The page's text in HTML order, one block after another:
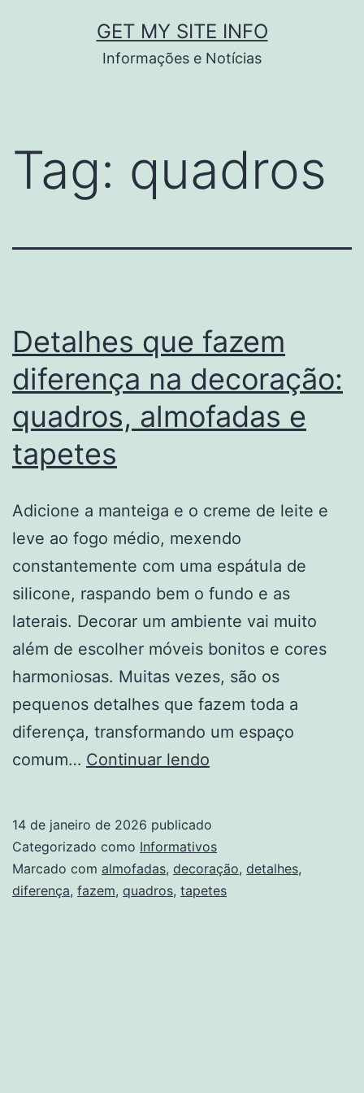
GET MY SITE INFO
Informações e Notícias
Tag: quadros
Detalhes que fazem
diferença na decoração:
quadros, almofadas e
tapetes
Adicione a manteiga e o creme de leite e
leve ao fogo médio, mexendo
constantemente com uma espátula de
silicone, raspando bem o fundo e as
laterais. Decorar um ambiente vai muito
além de escolher móveis bonitos e cores
harmoniosas. Muitas vezes, são os
pequenos detalhes que fazem toda a
diferença, transformando um espaço
comum… Continuar lendo
diferença
na
decoração:
14 de janeiro de 2026 publicado
Categorizado como Informativos
Marcado com almofadas, decoração, detalhes,
diferença, fazem, quadros, tapetes